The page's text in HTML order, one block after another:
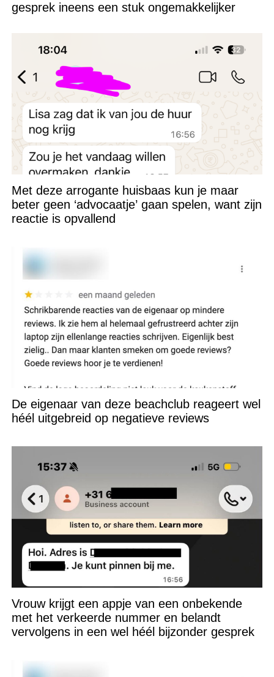
gesprek ineens een stuk ongemakkelijker
Met deze arrogante huisbaas kun je maar
beter geen ‘advocaatje’ gaan spelen, want zijn
reactie is opvallend
De eigenaar van deze beachclub reageert wel
héél uitgebreid op negatieve reviews
Vrouw krijgt een appje van een onbekende
met het verkeerde nummer en belandt
vervolgens in een wel héél bijzonder gesprek